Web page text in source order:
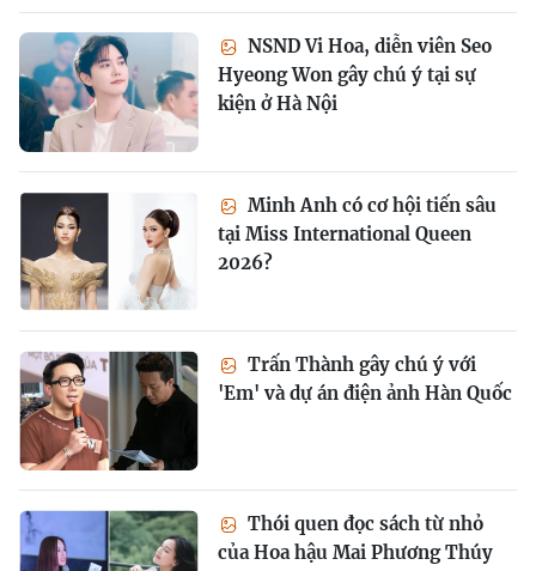
NSND Vi Hoa, diễn viên Seo
Hyeong Won gây chú ý tại sự
kiện ở Hà Nội
Minh Anh có cơ hội tiến sâu
tại Miss International Queen
2026?
Trấn Thành gây chú ý với
'Em' và dự án điện ảnh Hàn Quốc
Thói quen đọc sách từ nhỏ
của Hoa hậu Mai Phương Thúy